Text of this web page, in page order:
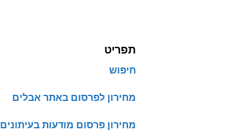
תפריט
חיפוש
מחירון לפרסום באתר אבלים
מחירון פרסום מודעות בעיתונים